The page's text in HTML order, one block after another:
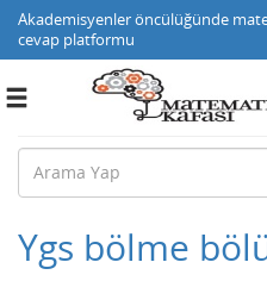
Akademisyenler öncülüğünde
cevap platformu
Toggle
Ygs bölme